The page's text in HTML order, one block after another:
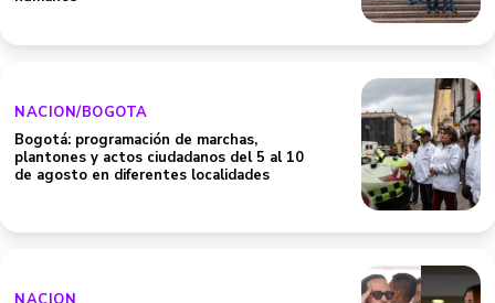
NACION/BOGOTA
Bogotá: programación de marchas,
plantones y actos ciudadanos del 5 al 10
de agosto en diferentes localidades